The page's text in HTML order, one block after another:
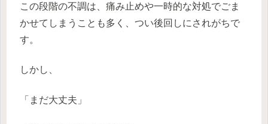
この段階の不調は、痛み止めや一時的な対処でごま
かせてしまうことも多く、つい後回しにされがちで
す。
しかし、
「まだ大丈夫」